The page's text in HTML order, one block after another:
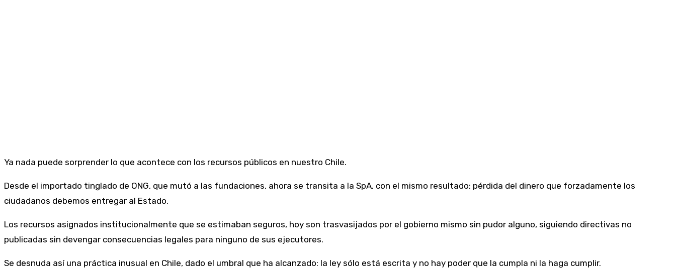
Ya nada puede sorprender lo que acontece con los recursos públicos en nuestro Chile.
Desde el importado tinglado de ONG, que mutó a las fundaciones, ahora se transita a la SpA. con el mismo resultado: pérdida del dinero que forzadamente los
ciudadanos debemos entregar al Estado.
Los recursos asignados institucionalmente que se estimaban seguros, hoy son trasvasijados por el gobierno mismo sin pudor alguno, siguiendo directivas no
publicadas sin devengar consecuencias legales para ninguno de sus ejecutores.
Se desnuda así una práctica inusual en Chile, dado el umbral que ha alcanzado: la ley sólo está escrita y no hay poder que la cumpla ni la haga cumplir.